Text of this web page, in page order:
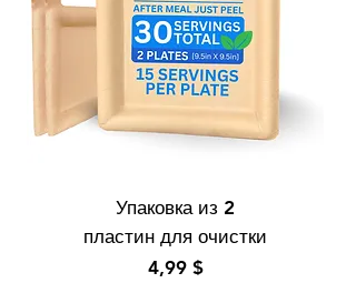
Упаковка из 2
пластин для очистки
Цена
4,99 $